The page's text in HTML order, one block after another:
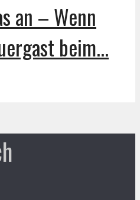
an – Wenn
beim...